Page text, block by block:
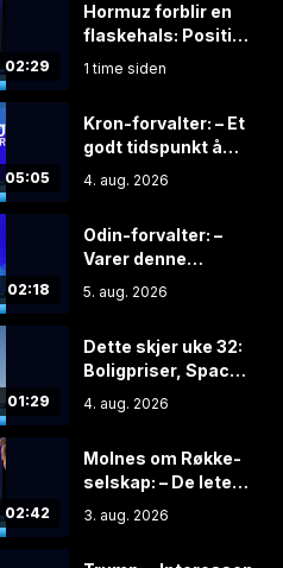
02:29
Hormuz forblir en
flaskehals: Positivt
for tank
1 time siden
05:05
Kron-forvalter: – Et
godt tidspunkt å
spre
investeringene
4. aug. 2026
02:18
Odin-forvalter: –
Varer denne
syklusen lenger, er
aksjene grisebillige
5. aug. 2026
01:29
Dette skjer uke 32:
Boligpriser, SpaceX
og månedens
viktigste tall
4. aug. 2026
02:42
Molnes om Røkke-
selskap: – De leter
etter idiotene
3. aug. 2026